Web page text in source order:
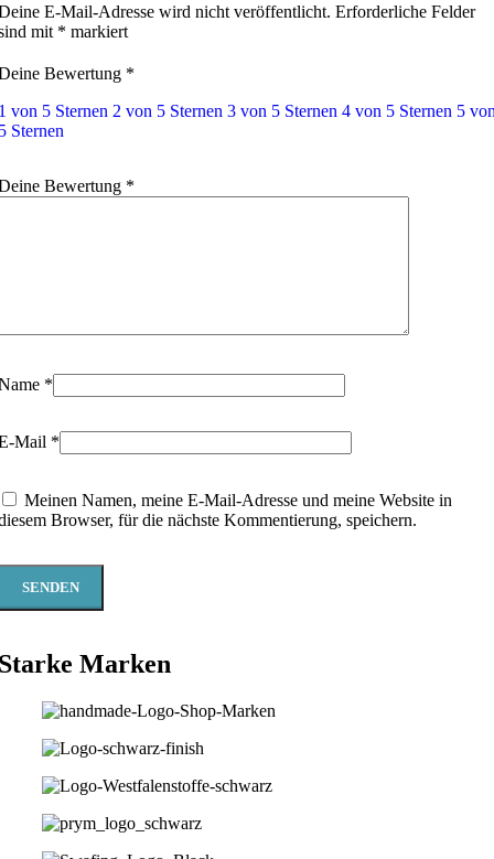
E-Mail-Adresse wird nicht veröffentlicht. Erforderliche Felder
mit * markiert
Bewertung *
von 5 Sternen 2 von 5 Sternen 3 von 5 Sternen 4 von 5 Sternen 5
Sternen
Bewertung *
*
Mail *
Meinen Namen, meine E-Mail-Adresse und meine Website in
Browser, für die nächste Kommentierung, speichern.
Marken